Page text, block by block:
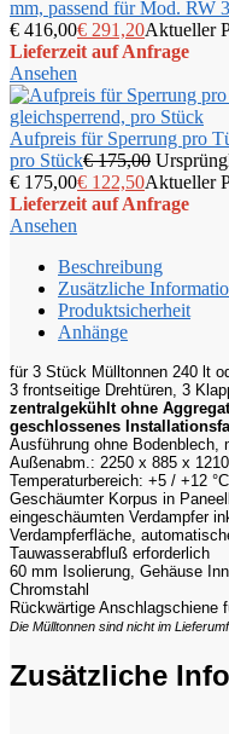
mm, passend für Mod. RW 3
€ 416,00€ 291,20Aktueller
Lieferzeit auf Anfrage
Ansehen
Aufpreis für Sperrung pro
pro Stück€175,00
€ 175,00€ 122,50Aktueller
Lieferzeit auf Anfrage
Ansehen
Beschreibung
Zusätzliche
Produktsicherheit
Anhänge
für 3 Stück Mülltonnen 240 lt
3 frontseitige Drehtüren, 3
zentralgekühlt ohne
geschlossenes
Ausführung ohne Bodenblech,
Außenabm.: 2250 x 885 x
Temperaturbereich: +5 / +12
Geschäumter Korpus in
eingeschäumten Verdampfer
Verdampferfläche,
Tauwasserabfluß erforderlich
60 mm Isolierung, Gehäuse
Chromstahl
Rückwärtige Anschlagschiene
Die Mülltonnen sind nicht im
Zusätzliche